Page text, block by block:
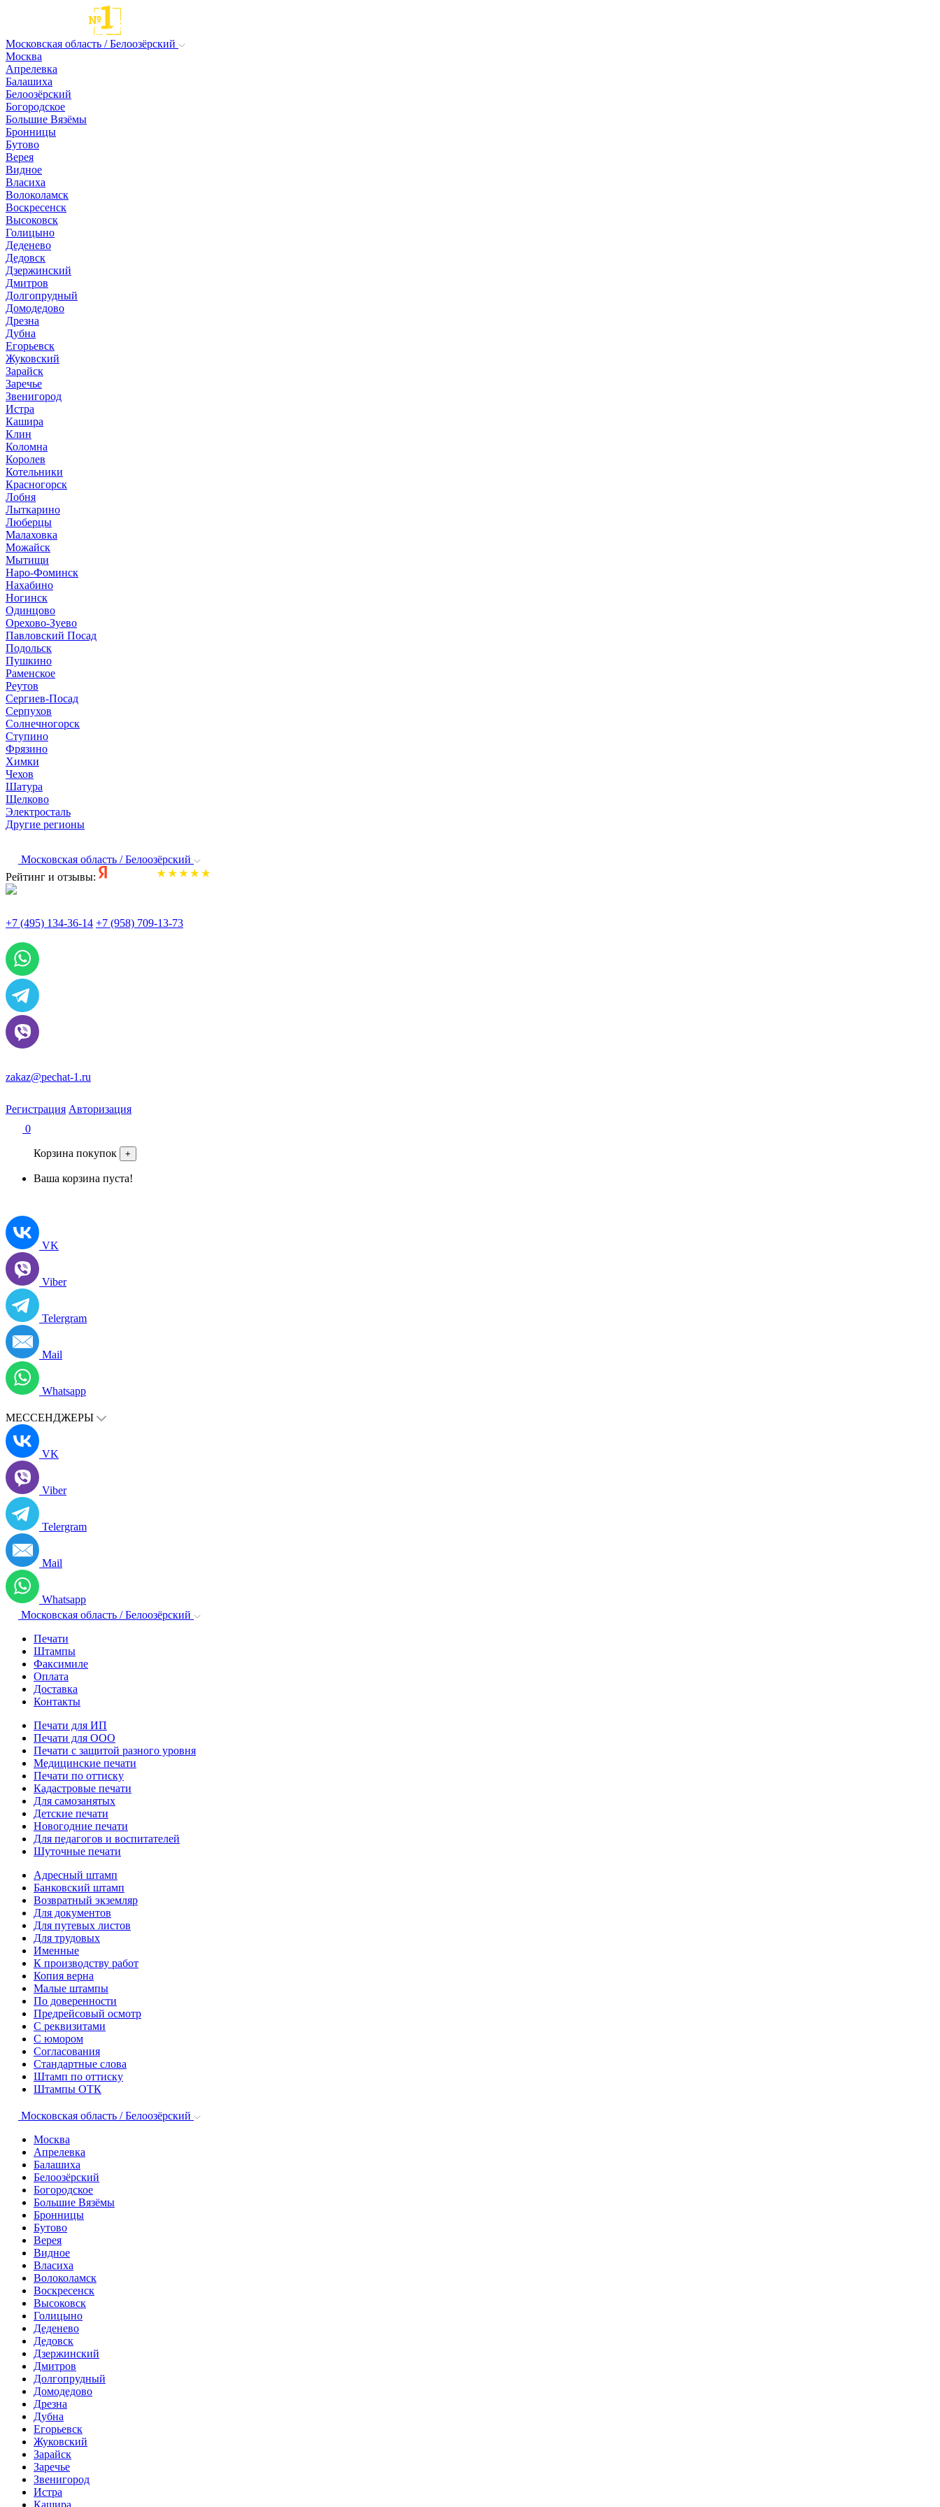
Московская область / Белоозёрский
Москва
Апрелевка
Балашиха
Белоозёрский
Богородское
Большие Вязёмы
Бронницы
Бутово
Верея
Видное
Власиха
Волоколамск
Воскресенск
Высоковск
Голицыно
Деденево
Дедовск
Дзержинский
Дмитров
Долгопрудный
Домодедово
Дрезна
Дубна
Егорьевск
Жуковский
Зарайск
Заречье
Звенигород
Истра
Кашира
Клин
Коломна
Королев
Котельники
Красногорск
Лобня
Лыткарино
Люберцы
Малаховка
Можайск
Мытищи
Наро-Фоминск
Нахабино
Ногинск
Одинцово
Орехово-Зуево
Павловский Посад
Подольск
Пушкино
Раменское
Реутов
Сергиев-Посад
Серпухов
Солнечногорск
Ступино
Фрязино
Химки
Чехов
Шатура
Щелково
Электросталь
Другие регионы
Московская область / Белоозёрский
Рейтинг и отзывы:
+7 (495) 134-36-14 +7 (958) 709-13-73
zakaz@pechat-1.ru
Регистрация Авторизация
0
Корзина покупок +
Ваша корзина пуста!
VK
Viber
Telergram
Mail
Whatsapp
МЕССЕНДЖЕРЫ
VK
Viber
Telergram
Mail
Whatsapp
Московская область / Белоозёрский
Печати
Штампы
Факсимиле
Оплата
Доставка
Контакты
Печати для ИП
Печати для ООО
Печати с защитой разного уровня
Медицинские печати
Печати по оттиску
Кадастровые печати
Для самозанятых
Детские печати
Новогодние печати
Для педагогов и воспитателей
Шуточные печати
Адресный штамп
Банковский штамп
Возвратный экземляр
Для документов
Для путевых листов
Для трудовых
Именные
К производству работ
Копия верна
Малые штампы
По доверенности
Предрейсовый осмотр
С реквизитами
С юмором
Согласования
Стандартные слова
Штамп по оттиску
Штампы ОТК
Московская область / Белоозёрский
Москва
Апрелевка
Балашиха
Белоозёрский
Богородское
Большие Вязёмы
Бронницы
Бутово
Верея
Видное
Власиха
Волоколамск
Воскресенск
Высоковск
Голицыно
Деденево
Дедовск
Дзержинский
Дмитров
Долгопрудный
Домодедово
Дрезна
Дубна
Егорьевск
Жуковский
Зарайск
Заречье
Звенигород
Истра
Кашира